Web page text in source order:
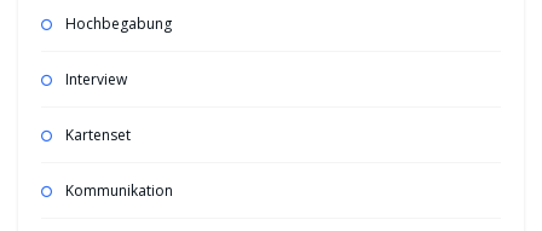
Hochbegabung
Interview
Kartenset
Kommunikation